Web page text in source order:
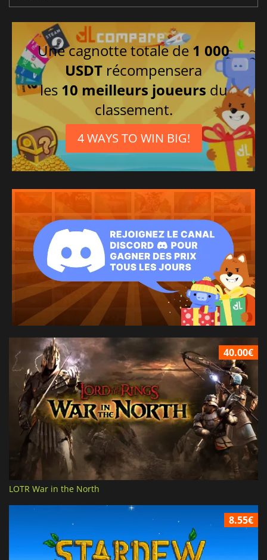
Une cagnotte totale de 1 000
USDT récompensera
les 10 meilleurs joueurs du
classement.
4 WAYS TO WIN BIG!
40.00€
LOTR War in the North
8.55€